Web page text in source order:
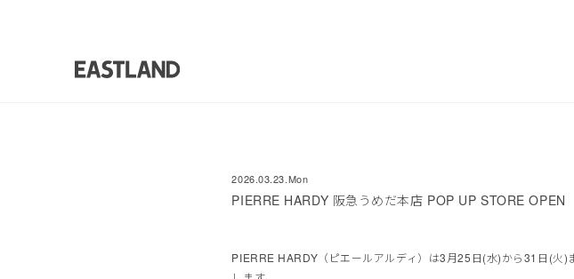
2026.03.23.Mon
PIERRE HARDY 阪急うめだ本店 POP UP STORE OPEN
PIERRE HARDY（ピエールアルディ）は3月25日(水)から31日(